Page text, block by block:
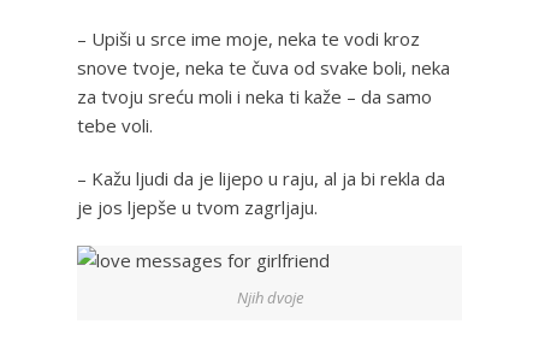
– Upiši u srce ime moje, neka te vodi kroz
snove tvoje, neka te čuva od svake boli, neka
za tvoju sreću moli i neka ti kaže – da samo
tebe voli.
– Kažu ljudi da je lijepo u raju, al ja bi rekla da
je jos ljepše u tvom zagrljaju.
Njih dvoje